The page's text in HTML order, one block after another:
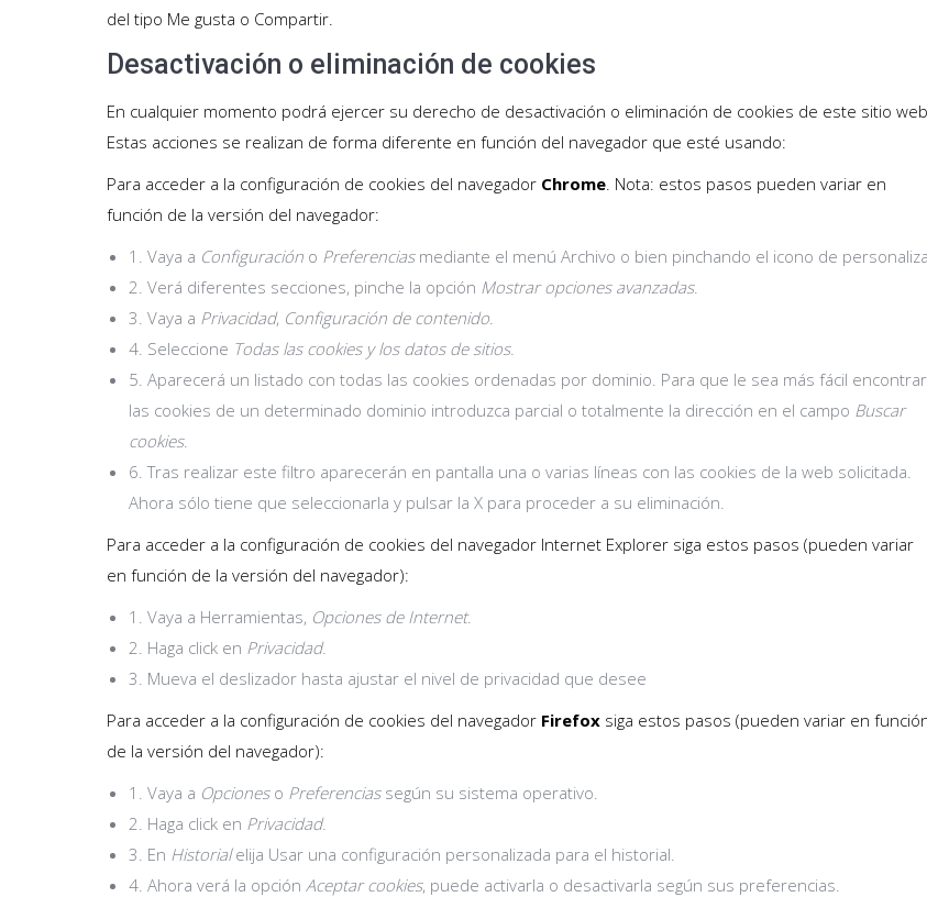
del tipo Me gusta o Compartir.
Desactivación o eliminación de cookies
En cualquier momento podrá ejercer su derecho de desactivación o eliminación de cookies de este sitio
Estas acciones se realizan de forma diferente en función del navegador que esté usando:
Para acceder a la configuración de cookies del navegador Chrome. Nota: estos pasos pueden variar en
función de la versión del navegador:
1. Vaya a Configuración o Preferenciasmediante el menú Archivo o bien pinchando el icono de
2. Verá diferentes secciones, pinche la opción Mostrar opciones avanzadas.
3. Vaya a Privacidad, Configuración de contenido.
4. Seleccione Todas las cookies y los datos de sitios.
5. Aparecerá un listado con todas las cookies ordenadas por dominio. Para que le sea más fácil encontrar
las cookies de un determinado dominio introduzca parcial o totalmente la dirección en el campo Buscar
cookies.
6. Tras realizar este filtro aparecerán en pantalla una o varias líneas con las cookies de la web solicitada.
Ahora sólo tiene que seleccionarla y pulsar la X para proceder a su eliminación.
Para acceder a la configuración de cookies del navegador Internet Explorer siga estos pasos (pueden variar
en función de la versión del navegador):
1. Vaya a Herramientas, Opciones de Internet.
2. Haga click en Privacidad.
3. Mueva el deslizador hasta ajustar el nivel de privacidad que desee
Para acceder a la configuración de cookies del navegador Firefox siga estos pasos (pueden variar en
de la versión del navegador):
1. Vaya a Opcioneso Preferenciassegún su sistema operativo.
2. Haga click en Privacidad.
3. En Historialelija Usar una configuración personalizada para el historial.
4. Ahora verá la opción Aceptar cookies, puede activarla o desactivarla según sus preferencias.